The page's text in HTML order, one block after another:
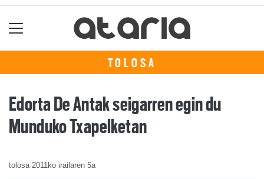
TOLOSA
Edorta De Antak seigarren egin du
Munduko Txapelketan
tolosa 2011ko irailaren 5a